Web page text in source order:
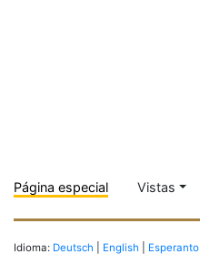
Página especial Vistas
Idioma: Deutsch English Esperanto